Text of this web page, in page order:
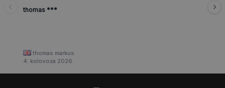
thomas ***
thomas markus
4. kolovoza 2026.